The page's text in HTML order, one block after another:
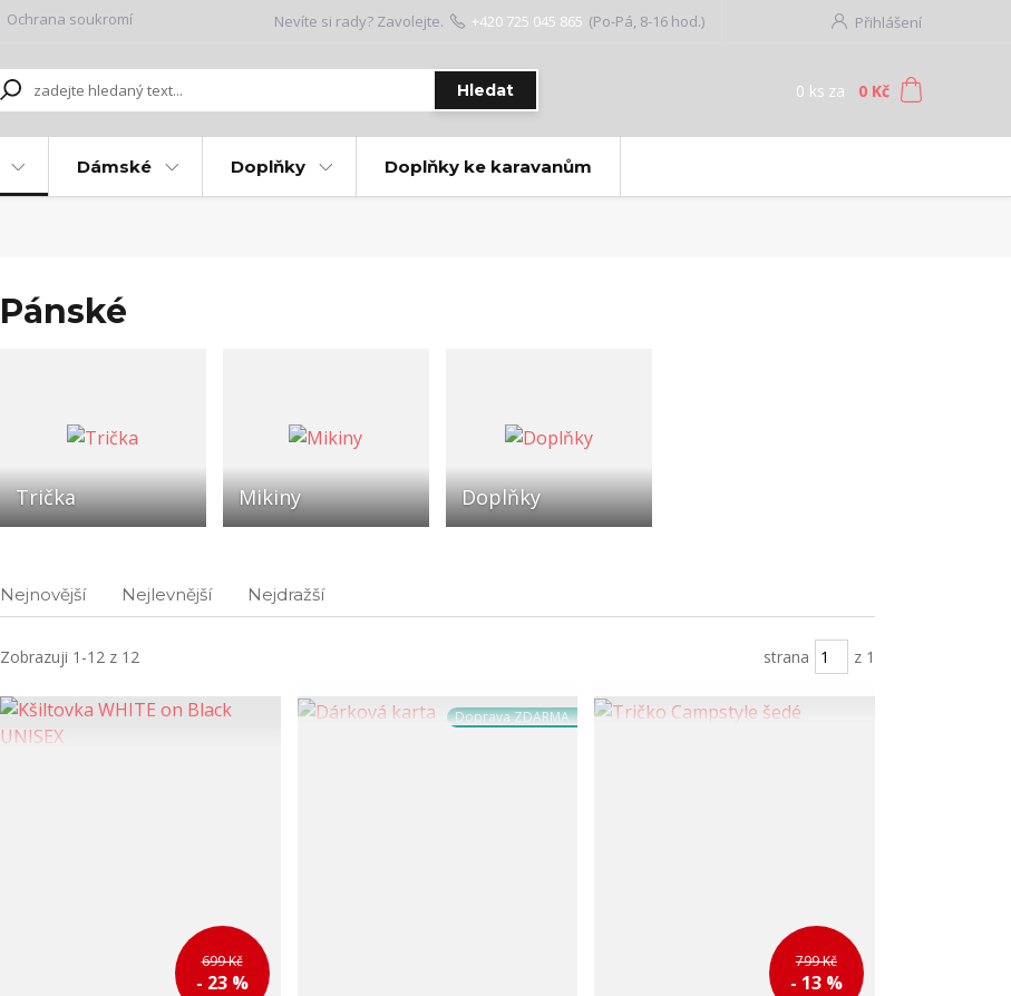
Ochrana soukromí Přihlášení
Hledat
Nevíte si rady? Zavolejte. +420 725 045 865 (Po-Pá, 8-16 hod.)
0 ks za 0 Kč
Dámské Doplňky Doplňky ke karavanům
Pánské
Trička Mikiny Doplňky
Nejnovější Nejlevnější Nejdražší
Zobrazuji 1-12 z 12 strana z 1
699 Kč
- 23 %
Doprava ZDARMA
799 Kč
- 13 %